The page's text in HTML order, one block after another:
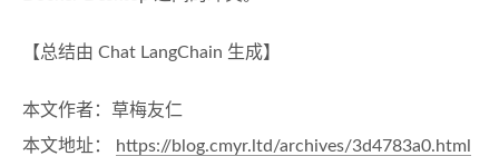
【总结由 Chat LangChain 生成】
本文作者：草梅友仁
本文地址：
https://blog.cmyr.ltd/archives/3d4783a0.html